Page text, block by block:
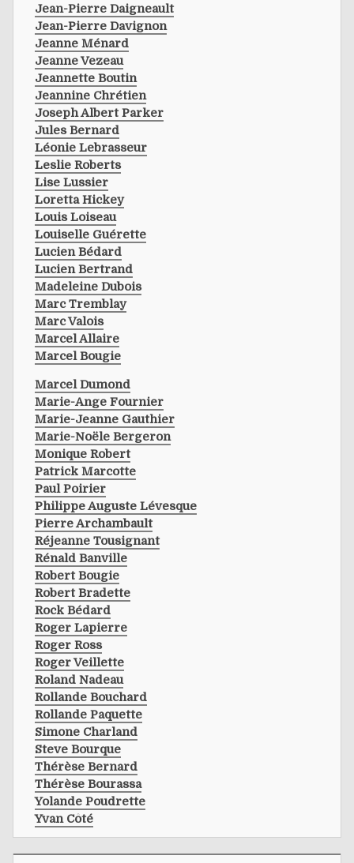
Jean-Pierre Daigneault
Jean-Pierre Davignon
Jeanne Ménard
Jeanne Vezeau
Jeannette Boutin
Jeannine Chrétien
Joseph Albert Parker
Jules Bernard
Léonie Lebrasseur
Leslie Roberts
Lise Lussier
Loretta Hickey
Louis Loiseau
Louiselle Guérette
Lucien Bédard
Lucien Bertrand
Madeleine Dubois
Marc Tremblay
Marc Valois
Marcel Allaire
Marcel Bougie
Marcel Dumond
Marie-Ange Fournier
Marie-Jeanne Gauthier
Marie-Noële Bergeron
Monique Robert
Patrick Marcotte
Paul Poirier
Philippe Auguste Lévesque
Pierre Archambault
Réjeanne Tousignant
Rénald Banville
Robert Bougie
Robert Bradette
Rock Bédard
Roger Lapierre
Roger Ross
Roger Veillette
Roland Nadeau
Rollande Bouchard
Rollande Paquette
Simone Charland
Steve Bourque
Thérèse Bernard
Thérèse Bourassa
Yolande Poudrette
Yvan Côté